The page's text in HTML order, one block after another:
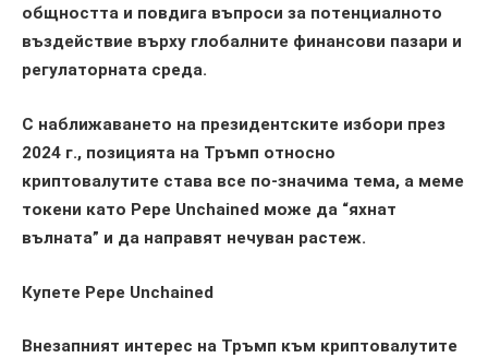
общността и повдига въпроси за потенциалното
въздействие върху глобалните финансови пазари и
регулаторната среда.
С наближаването на президентските избори през
2024 г., позицията на Тръмп относно
криптовалутите става все по-значима тема, а меме
токени като Pepe Unchained може да “яхнат
вълната” и да направят нечуван растеж.
Купете Pepe Unchained
Внезапният интерес на Тръмп към криптовалутите